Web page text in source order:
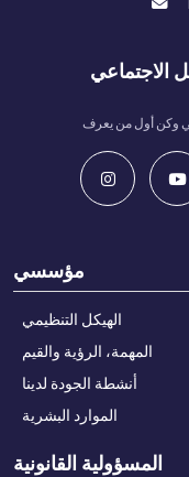
الاجتماعي
مؤسسي
الهيكل التنظيمي
المهمة، الرؤية والقيم
أنشطة الجودة لدينا
الموارد البشرية
المسؤولية القانونية